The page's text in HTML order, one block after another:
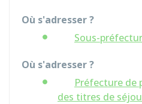
Où s'adresser ?
Sous-
Où s'adresser ?
Préfecture de
des titres de